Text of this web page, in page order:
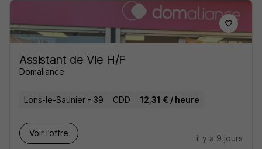
Assistant de Vie H/F
Domaliance
Lons-le-Saunier - 39 CDD 12,31 € / heure
Voir l’offre
il y a 9 jours